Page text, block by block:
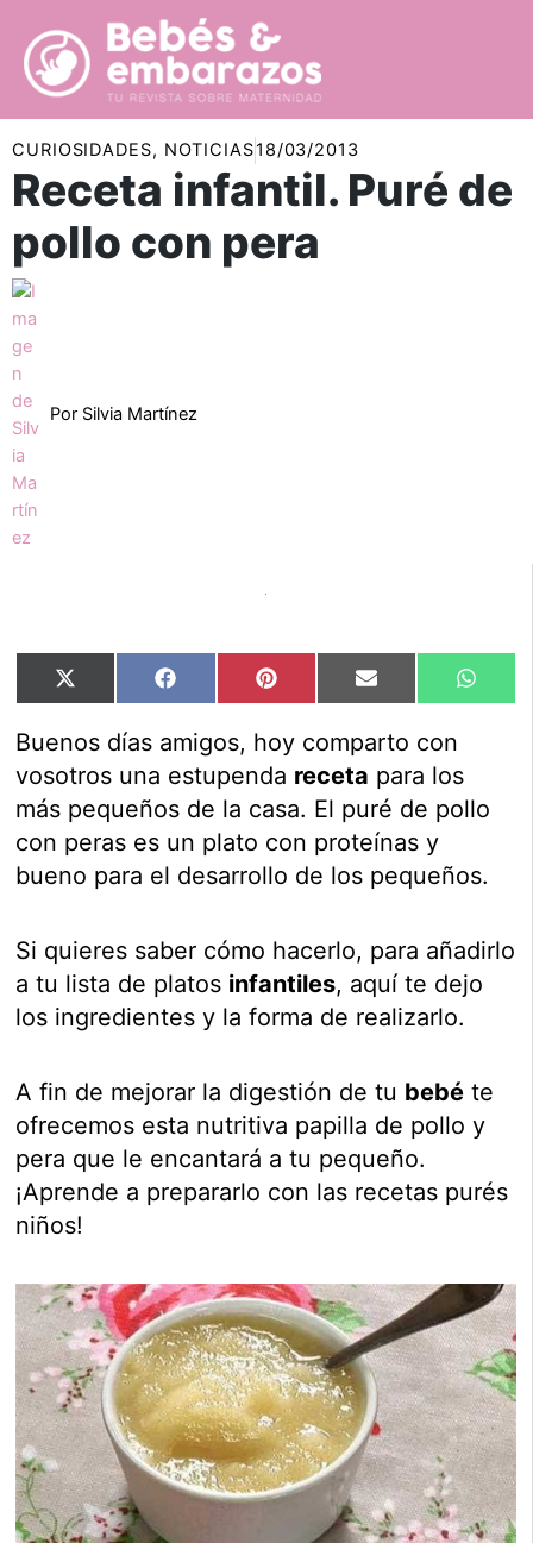
contenido
CURIOSIDADES, NOTICIAS18/03/2013
Receta infantil. Puré de
pollo con pera
Por Silvia Martínez
Compartir
en
X
(Twitter)
Compartir
en
Facebook Compartir
en
Pinterest Compartir
en
Email
en
Buenos días amigos, hoy comparto con
vosotros una estupenda receta para los
más pequeños de la casa. El puré de pollo
con peras es un plato con proteínas y
bueno para el desarrollo de los pequeños.
Si quieres saber cómo hacerlo, para añadirlo
a tu lista de platos infantiles, aquí te dejo
los ingredientes y la forma de realizarlo.
A fin de mejorar la digestión de tu bebé te
ofrecemos esta nutritiva papilla de pollo y
pera que le encantará a tu pequeño.
¡Aprende a prepararlo con las recetas purés
niños!